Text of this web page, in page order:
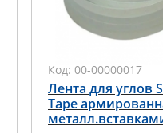
Код: 00-00000017
Лента для углов
Tape